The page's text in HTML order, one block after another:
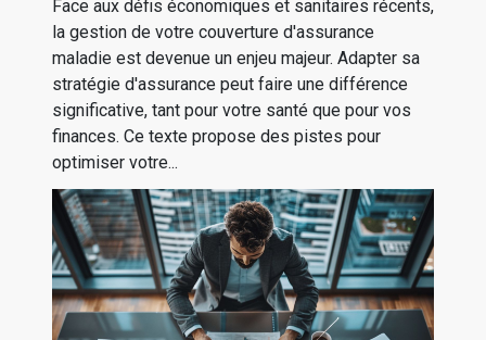
Face aux défis économiques et sanitaires récents,
la gestion de votre couverture d'assurance
maladie est devenue un enjeu majeur. Adapter sa
stratégie d'assurance peut faire une différence
significative, tant pour votre santé que pour vos
finances. Ce texte propose des pistes pour
optimiser votre...